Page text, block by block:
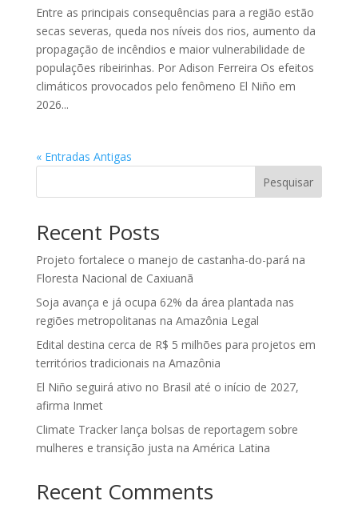
Entre as principais consequências para a região estão
secas severas, queda nos níveis dos rios, aumento da
propagação de incêndios e maior vulnerabilidade de
populações ribeirinhas. Por Adison Ferreira Os efeitos
climáticos provocados pelo fenômeno El Niño em
2026...
« Entradas Antigas
Pesquisar
Recent Posts
Projeto fortalece o manejo de castanha-do-pará na
Floresta Nacional de Caxiuanã
Soja avança e já ocupa 62% da área plantada nas
regiões metropolitanas na Amazônia Legal
Edital destina cerca de R$ 5 milhões para projetos em
territórios tradicionais na Amazônia
El Niño seguirá ativo no Brasil até o início de 2027,
afirma Inmet
Climate Tracker lança bolsas de reportagem sobre
mulheres e transição justa na América Latina
Recent Comments